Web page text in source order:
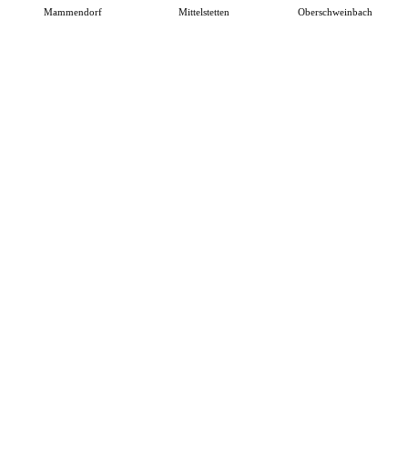
Mammendorf Mittelstetten Oberschweinbach